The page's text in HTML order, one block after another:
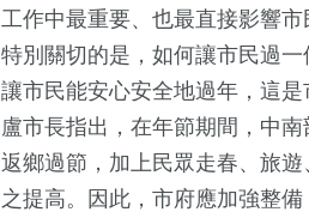
工作中最重要、也最直接影響
特別關切的是，如何讓市民過
讓市民能安心安全地過年，這是
盧市長指出，在年節期間，中
返鄉過節，加上民眾走春、旅
之提高。因此，市府應加強整